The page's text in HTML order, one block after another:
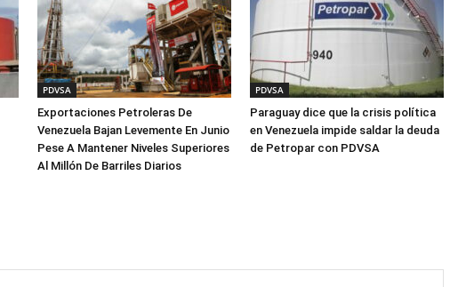
PDVSA
Exportaciones Petroleras De
Venezuela Bajan Levemente En Junio
Pese A Mantener Niveles Superiores
Al Millón De Barriles Diarios
PDVSA
Paraguay dice que la crisis política
en Venezuela impide saldar la deuda
de Petropar con PDVSA